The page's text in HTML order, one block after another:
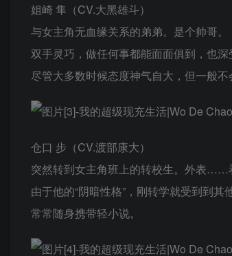
姐崎 隼（CV.大黑雄斗）
与女主角无血缘关系的弟弟。是个帅哥。
双手灵巧，做任何事都能面面俱到，也深
尽管大多数时候态度神气自大，但一般
仓口 步（CV.渡部康大）
突然转到女主角班上的转校生。外表……
由于他的“阴暗性格”，刚转学就受到到其
常常随身携带轻小说。